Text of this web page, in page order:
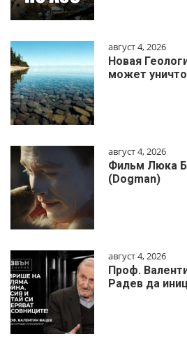
август 4, 2026
Новая
может
август 4, 2026
Фильм Люка
(Dogman)
август 4, 2026
Проф.
Радев да